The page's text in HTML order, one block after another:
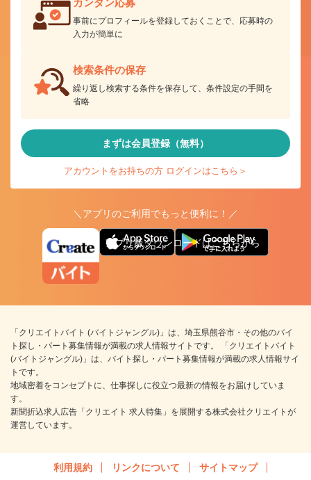
カンタン応募
事前にプロフィールを登録しておくことで、応募時の
入力が簡単に
検索条件の保存
繰り返し検索する条件を保存して、条件設定の手間を
省略
まずは会員登録（無料）
アカウントをお持ちの方 ログインはこちら＞
＼アプリのご利用でもっと便利に！／
アプリ版ダウンロードはこちらから
「クリエイトバイト (バイトジャングル)」は、埼玉県熊谷市・その他のバイ
ト探し・パート募集情報が満載の求人情報サイトです。 「クリエイトバイト
(バイトジャングル)」は、バイト探し・パート募集情報が満載の求人情報サイ
トです。
地域密着をコンセプトに、仕事探しに役立つ最新の情報をお届けしていま
す。
新聞折込求人広告「クリエイト 求人特集」を展開する株式会社クリエイトが
運営しています。
利用規約 リンクについて
サイトマップ